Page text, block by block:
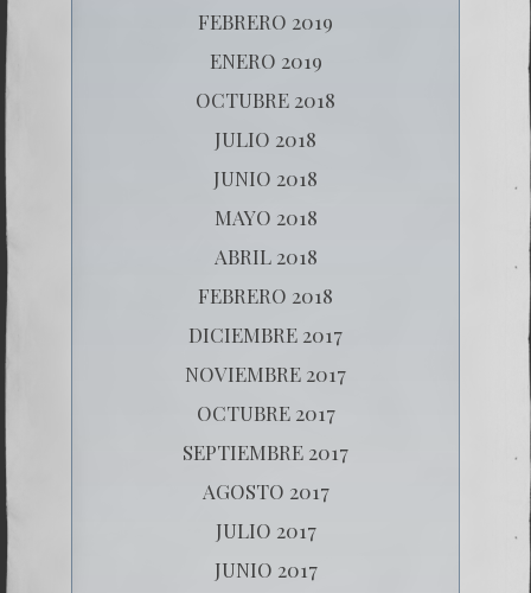
FEBRERO 2019
ENERO 2019
OCTUBRE 2018
JULIO 2018
JUNIO 2018
MAYO 2018
ABRIL 2018
FEBRERO 2018
DICIEMBRE 2017
NOVIEMBRE 2017
OCTUBRE 2017
SEPTIEMBRE 2017
AGOSTO 2017
JULIO 2017
JUNIO 2017